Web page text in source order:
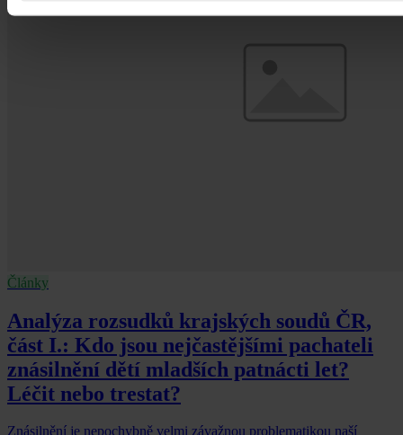
Články
Analýza rozsudků krajských soudů ČR,
část I.: Kdo jsou nejčastějšími pachateli
znásilnění dětí mladších patnácti let?
Léčit nebo trestat?
Znásilnění je nepochybně velmi závažnou problematikou naší